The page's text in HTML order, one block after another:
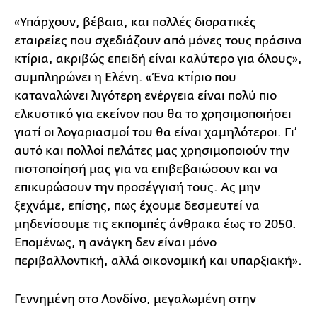
«Υπάρχουν, βέβαια, και πολλές διορατικές
εταιρείες που σχεδιάζουν από μόνες τους πράσινα
κτίρια, ακριβώς επειδή είναι καλύτερο για όλους»,
συμπληρώνει η Ελένη. «Ένα κτίριο που
καταναλώνει λιγότερη ενέργεια είναι πολύ πιο
ελκυστικό για εκείνον που θα το χρησιμοποιήσει
γιατί οι λογαριασμοί του θα είναι χαμηλότεροι. Γι’
αυτό και πολλοί πελάτες μας χρησιμοποιούν την
πιστοποίησή μας για να επιβεβαιώσουν και να
επικυρώσουν την προσέγγισή τους. Ας μην
ξεχνάμε, επίσης, πως έχουμε δεσμευτεί να
μηδενίσουμε τις εκπομπές άνθρακα έως το 2050.
Επομένως, η ανάγκη δεν είναι μόνο
περιβαλλοντική, αλλά οικονομική και υπαρξιακή».
Γεννημένη στο Λονδίνο, μεγαλωμένη στην